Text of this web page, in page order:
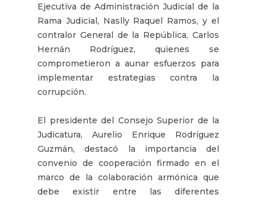
Ejecutiva de Administración Judicial de la
Rama Judicial, Naslly Raquel Ramos, y el
contralor General de la República, Carlos
Hernán Rodríguez, quienes se
comprometieron a aunar esfuerzos para
implementar estrategias contra la
corrupción.
El presidente del Consejo Superior de la
Judicatura, Aurelio Enrique Rodríguez
Guzmán, destacó la importancia del
convenio de cooperación firmado en el
marco de la colaboración armónica que
debe existir entre las diferentes